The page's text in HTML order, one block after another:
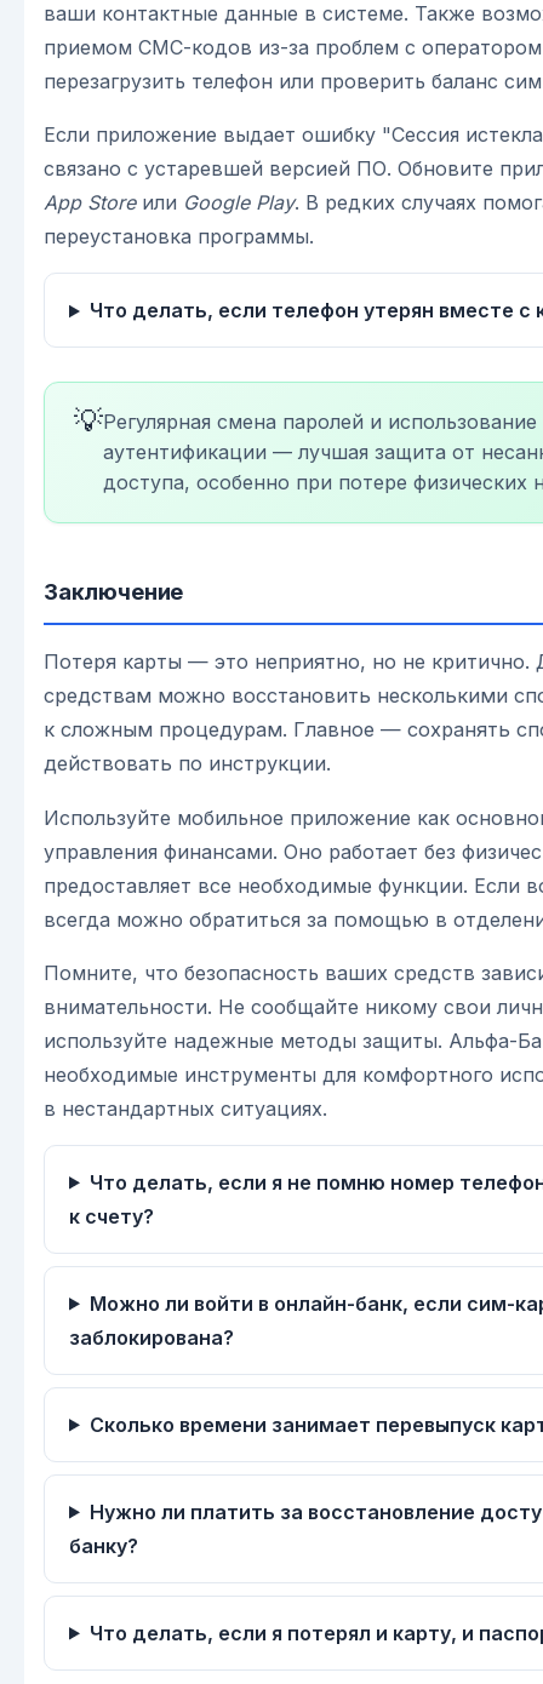
ваши контактные данные в системе. Также
приемом СМС-кодов из-за проблем с
перезагрузить телефон или проверить баланс
Если приложение выдает ошибку "Сессия
связано с устаревшей версией ПО. Обновите
App Storeили Google Play. В редких случаях
переустановка программы.
Что делать, если телефон утерян вместе с
💡Регулярная смена паролей и
аутентификации — лучшая защита от
доступа, особенно при потере физических
Заключение
Потеря карты — это неприятно, но не
средствам можно восстановить несколькими
к сложным процедурам. Главное — сохранять
действовать по инструкции.
Используйте мобильное приложение как
управления финансами. Оно работает без
предоставляет все необходимые функции. Если
всегда можно обратиться за помощью в
Помните, что безопасность ваших средств
внимательности. Не сообщайте никому свои
используйте надежные методы защиты. Альфа-
необходимые инструменты для комфортного
в нестандартных ситуациях.
Что делать, если я не помню номер
к счету?
Можно ли войти в онлайн-банк, если сим-
заблокирована?
Сколько времени занимает перевыпуск
Нужно ли платить за восстановление
банку?
Что делать, если я потерял и карту, и